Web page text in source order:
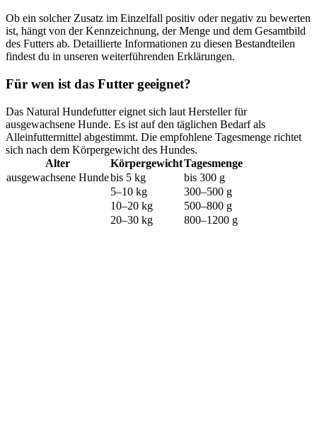
Ob ein solcher Zusatz im Einzelfall positiv oder negativ zu bewerten
ist, hängt von der Kennzeichnung, der Menge und dem Gesamtbild
des Futters ab. Detaillierte Informationen zu diesen Bestandteilen
findest du in unseren weiterführenden Erklärungen.
Für wen ist das Futter geeignet?
Das Natural Hundefutter eignet sich laut Hersteller für
ausgewachsene Hunde. Es ist auf den täglichen Bedarf als
Alleinfuttermittel abgestimmt. Die empfohlene Tagesmenge richtet
sich nach dem Körpergewicht des Hundes.
Alter
KörpergewichtTagesmenge
ausgewachsene Hundebis 5 kg
bis 300 g
5–10 kg
300–500 g
10–20 kg
500–800 g
20–30 kg
800–1200 g